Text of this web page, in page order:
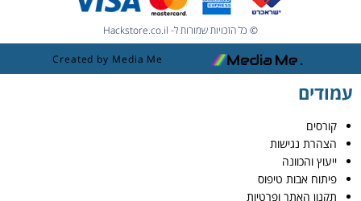
© כל הזכויות שמורות ל- Hackstore.co.il
Created by Media Me
עמודים
קורסים
הצהרת נגישות
ייעוץ והכוונה
פיתוח אבות טיפוס
תקנון האתר ופרטיות